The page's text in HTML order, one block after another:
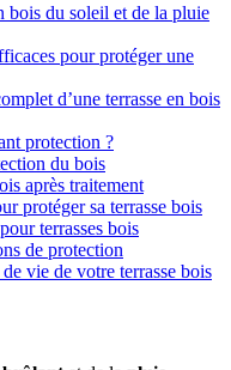
bois du soleil et de la pluie
pour protéger une
d’une terrasse en bois
protection ?
du bois
après traitement
protéger sa terrasse bois
terrasses bois
de protection
vie de votre terrasse bois